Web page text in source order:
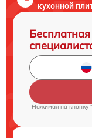
кухонной
Нажимая на кнопку